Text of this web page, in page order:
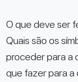
O que deve ser
Quais são os
proceder para a
que fazer para